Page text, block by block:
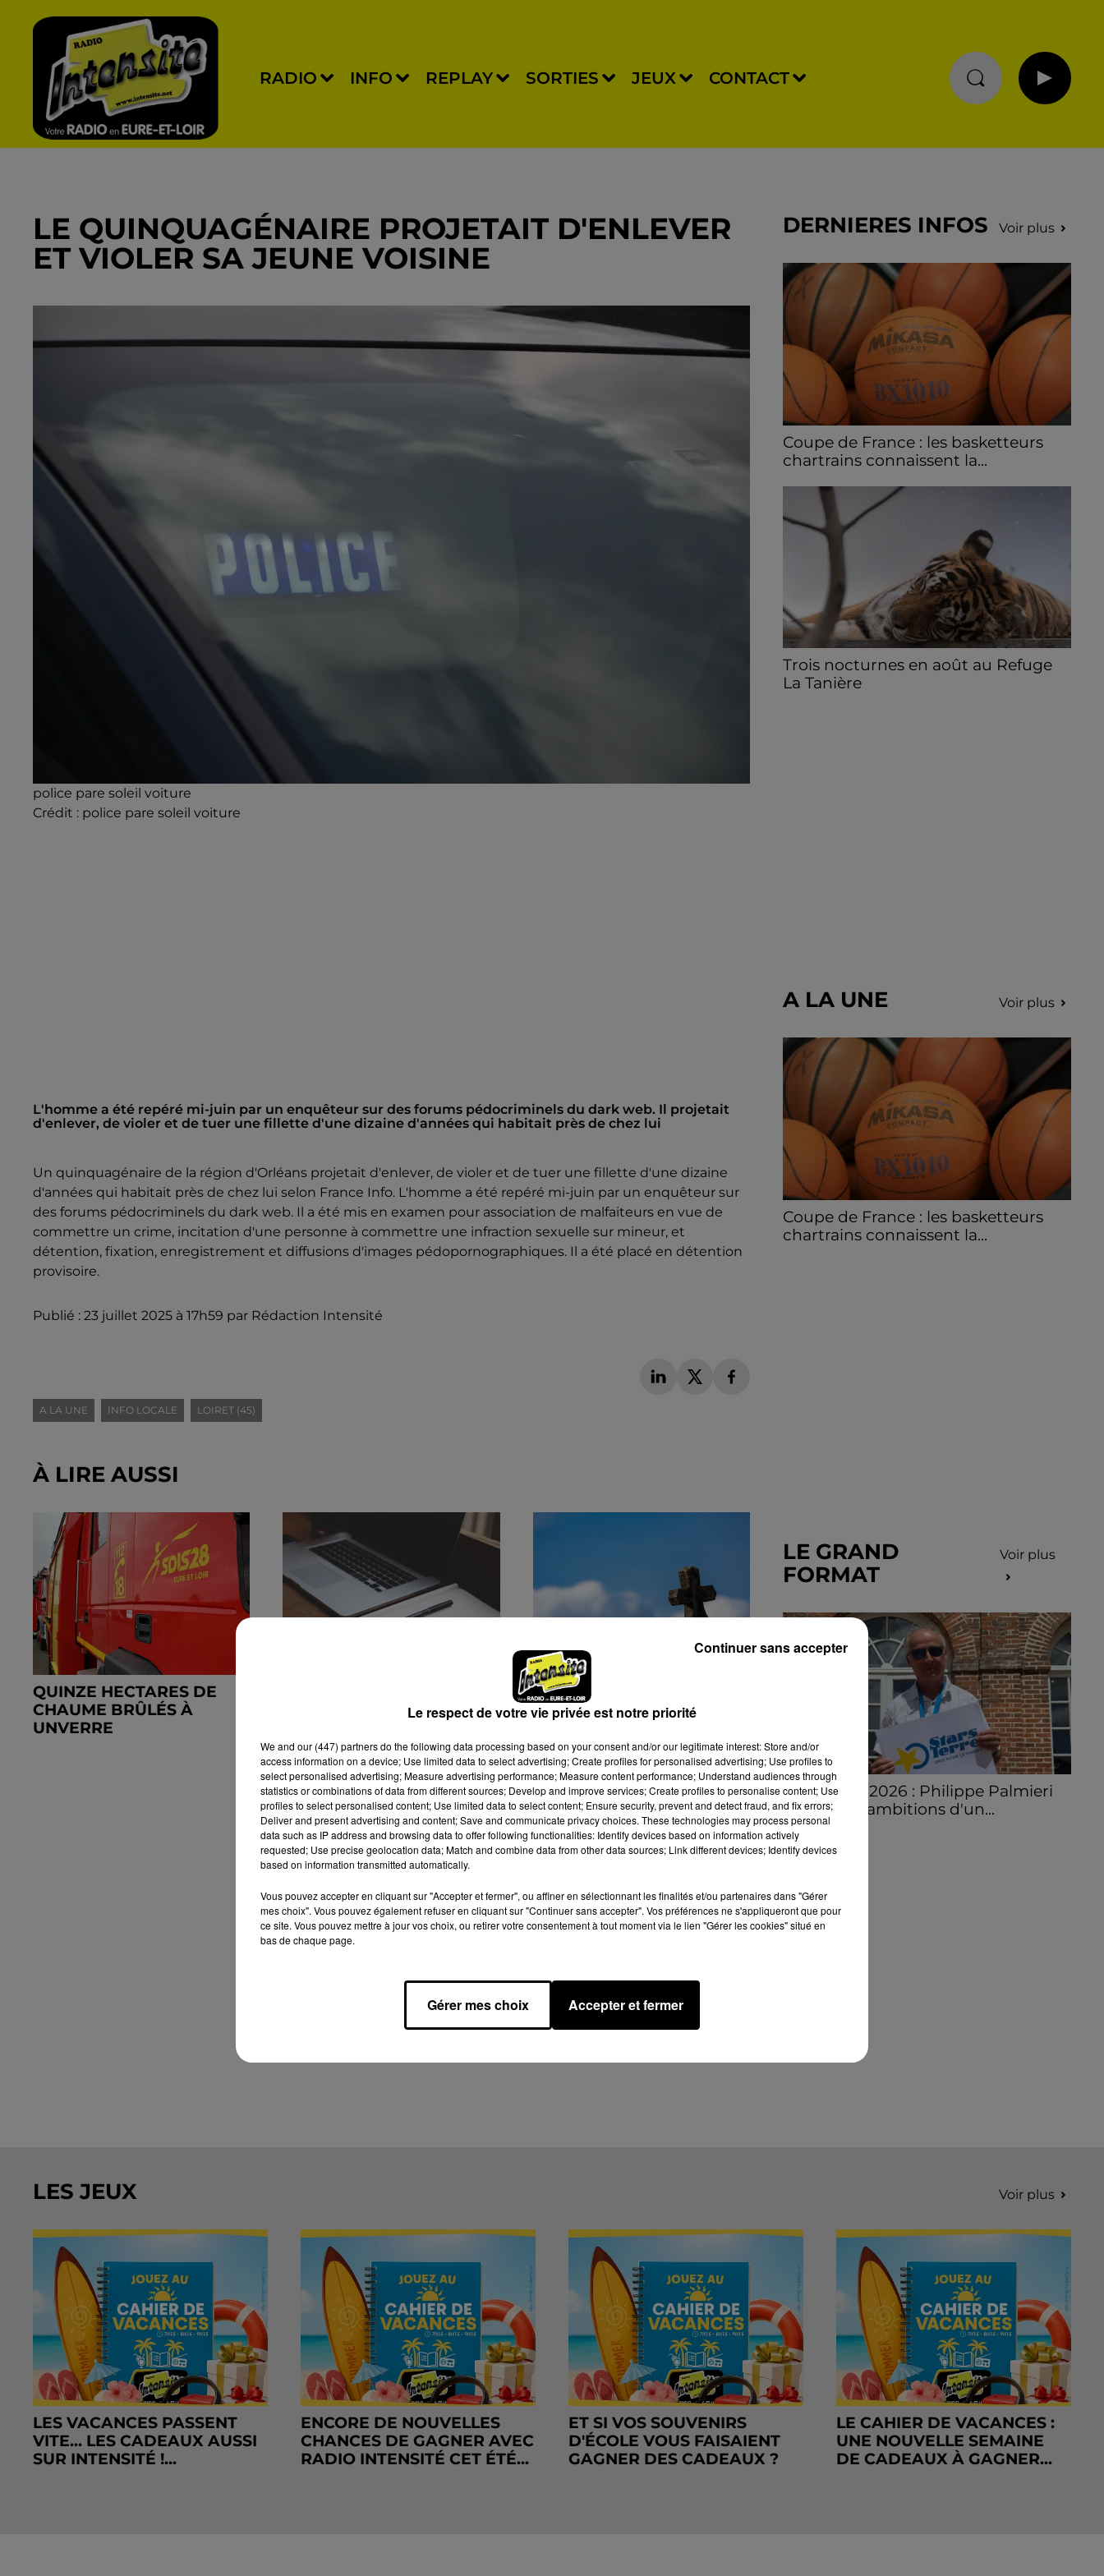
RADIO INFO REPLAY SORTIES JEUX CONTACT
LE QUINQUAGÉNAIRE PROJETAIT D'ENLEVER
ET VIOLER SA JEUNE VOISINE
police pare soleil voiture
Crédit : police pare soleil voiture
L'homme a été repéré mi-juin par un enquêteur sur des forums pédocriminels du dark web. Il projetait
d'enlever, de violer et de tuer une fillette d'une dizaine d'années qui habitait près de chez lui
Un quinquagénaire de la région d'Orléans projetait d'enlever, de violer et de tuer une fillette d'une dizaine
d'années qui habitait près de chez lui selon France Info. L'homme a été repéré mi-juin par un enquêteur sur
des forums pédocriminels du dark web. Il a été mis en examen pour association de malfaiteurs en vue de
commettre un crime, incitation d'une personne à commettre une infraction sexuelle sur mineur, et
détention, fixation, enregistrement et diffusions d'images pédopornographiques. Il a été placé en détention
provisoire.
Publié : 23 juillet 2025 à 17h59 par Rédaction Intensité
A LA UNE INFO LOCALE LOIRET (45)
À LIRE AUSSI
QUINZE HECTARES DE
CHAUME BRÛLÉS À
UNVERRE
FRAUDES À MAINVILLIERS
DES VOLS À RÉPÉTITION
DANS LE CIMETIÈRE DE
DERNIERES INFOS Voir plus
Coupe de France : les basketteurs
chartrains connaissent la...
région Centre à l'occasion des 32es de finale
de la Coupe de France.
Trois nocturnes en août au Refuge
La Tanière
A LA UNE Voir plus
Coupe de France : les basketteurs
chartrains connaissent la...
LE GRAND
FORMAT
Voir plus
Stars'Terre 2026 : Philippe Palmieri
dévoile les ambitions d'un...
À quelques semaines de la première
édition de Stars'Terre, organisée du 18 au 20
LES JEUX Voir plus
LES VACANCES PASSENT
VITE... LES CADEAUX AUSSI
SUR INTENSITÉ !...
ENCORE DE NOUVELLES
CHANCES DE GAGNER AVEC
RADIO INTENSITÉ CET ÉTÉ...
ET SI VOS SOUVENIRS
D'ÉCOLE VOUS FAISAIENT
GAGNER DES CADEAUX ?
LE CAHIER DE VACANCES :
UNE NOUVELLE SEMAINE
DE CADEAUX À GAGNER...
Le respect de votre vie privée est notre priorité
We and our (447) partnersdo the following data processing based on your consent and/or our legitimate interest: Store and/or
access information on a device; Use limited data to select advertising; Create profiles for personalised advertising; Use profiles to
select personalised advertising; Measure advertising performance; Measure content performance; Understand audiences through
statistics or combinations of data from different sources; Develop and improve services; Create profiles to personalise content; Use
profiles to select personalised content; Use limited data to select content; Ensure security, prevent and detect fraud, and fix errors;
Deliver and present advertising and content; Save and communicate privacy choices. These technologies may process personal
data such as IP address and browsing data to offer following functionalities: Identify devices based on information actively
requested; Use precise geolocation data; Match and combine data from other data sources; Link different devices; Identify devices
based on information transmitted automatically.
Vous pouvez accepter en cliquant sur "Accepter et fermer", ou affiner en sélectionnant les finalités et/ou partenaires dans "Gérer
mes choix". Vous pouvez également refuser en cliquant sur "Continuer sans accepter". Vos préférences ne s'appliqueront que pour
ce site. Vous pouvez mettre à jour vos choix, ou retirer votre consentement à tout moment via le lien "Gérer les cookies" situé en
bas de chaque page.
Gérer mes choix Accepter et fermer
Continuer sans accepter